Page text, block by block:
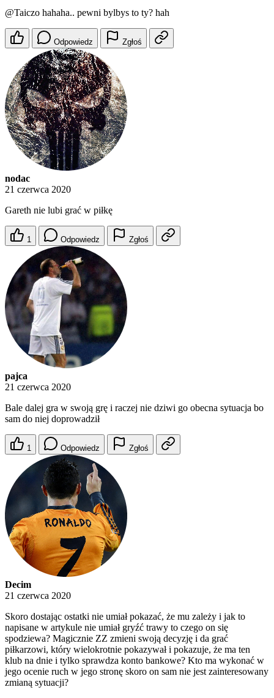
@Taiczo hahaha.. pewni bylbys to ty? hah
Odpowiedz Zgłoś
nodac
21 czerwca 2020
Gareth nie lubi grać w piłkę
1 Odpowiedz Zgłoś
pajca
21 czerwca 2020
Bale dalej gra w swoją grę i raczej nie dziwi go obecna sytuacja bo
sam do niej doprowadził
1 Odpowiedz Zgłoś
Decim
21 czerwca 2020
Skoro dostając ostatki nie umiał pokazać, że mu zależy i jak to
napisane w artykule nie umiał gryźć trawy to czego on się
spodziewa? Magicznie ZZ zmieni swoją decyzję i da grać
piłkarzowi, który wielokrotnie pokazywał i pokazuje, że ma ten
klub na dnie i tylko sprawdza konto bankowe? Kto ma wykonać w
jego ocenie ruch w jego stronę skoro on sam nie jest zainteresowany
zmianą sytuacji?